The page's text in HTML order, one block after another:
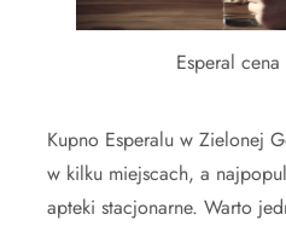
Esperal
Kupno Esperalu w Zielonej
w kilku miejscach, a
apteki stacjonarne. Warto